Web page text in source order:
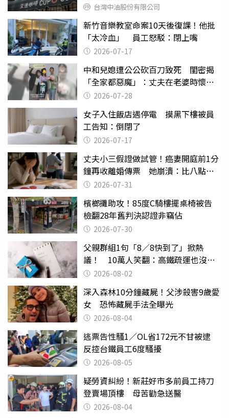
台灣中油股份有限公司
新竹音樂教室命案10天後復課！他批
「太冷血」 員工怒駁：閉上嘴
2026-07-17
中和兒媳遭公公砍百刀致死 閨密揭
「全家都惡魔」：丈夫在老婆時懷孕
摔東西
2026-07-28
女子入住飯店遇停電 摸黑下樓被員
工告知：倒閉了
2026-07-17
丈夫小三假證做試管！癌妻開庭前1分
鐘再收離婚傳票 她崩潰：比八點檔
還扯2026-07-31
檳榔攤助攻！85度C騎樓擺桌椅被告
檢翻28年舊判決認證非竊佔
2026-07-30
父親群組1句「8／8快到了」掀熱
議！ 10萬人笑翻：高鐵疏運也沒列
父親節
2026-08-02
深入森林10分鐘藏屍！父涉殺害9歲愛
女 恐怖藏屍手法全曝光
2026-08-04
逃票告性騷1／OL省172元不甘被逮
反控台鐵員工6度騷擾
2026-08-05
疑勞資糾紛！新莊好市多前員工持刀
登賣場頂樓 母苦勸急送醫
2026-08-04